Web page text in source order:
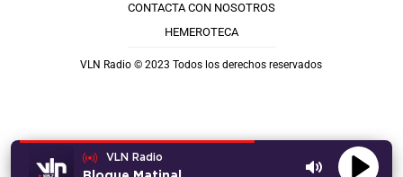
VLN Radio
CONTACTA CON NOSOTROS
HEMEROTECA
VLN Radio © 2023 Todos los derechos reservados